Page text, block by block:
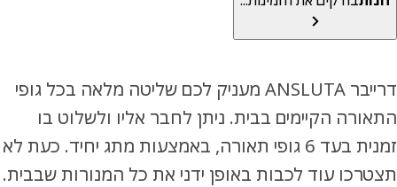
דרייבר ANSLUTA מעניק לכם שליטה מלאה בכל גופי
הקיימים בבית. ניתן לחבר אליו ולשלוט בו
זמנית בעד 6 גופי תאורה, באמצעות מתג יחיד. כעת לא
עוד לכבות באופן ידני את כל המנורות שבבית.